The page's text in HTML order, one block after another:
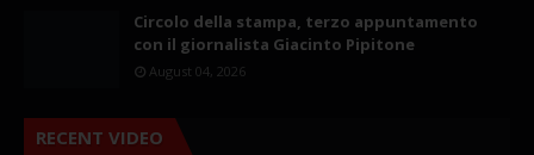
Circolo della stampa, terzo appuntamento
con il giornalista Giacinto Pipitone
August 04, 2026
RECENT VIDEO